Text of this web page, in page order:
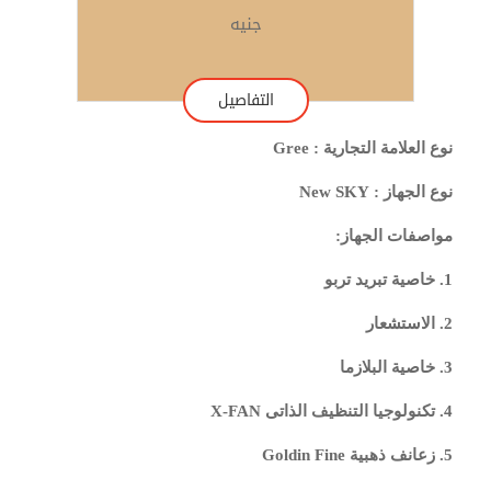
جنيه
التفاصيل
نوع العلامة التجارية : Gree
نوع الجهاز : New SKY
مواصفات الجهاز:
1. خاصية تبريد تربو
2. الاستشعار
3. خاصية البلازما
4. تكنولوجيا التنظيف الذاتى X-FAN
5. زعانف ذهبية Goldin Fine